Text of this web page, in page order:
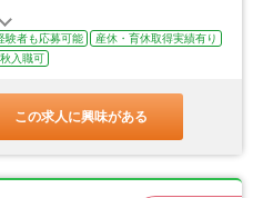
験者も応募可能
産休・育休取得実績有り
入職可
この求人に興味がある